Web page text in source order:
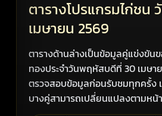
ตารางโปรแกรมไก่ชน
เมษายน 2569
ตารางด้านล่างเป็นข้อมูลคู่แข่งขัน
ทองประจำวันพฤหัสบดีที่ 30 เมษา
ตรวจสอบข้อมูลก่อนรับชมทุกครั้ง เ
บางคู่สามารถเปลี่ยนแปลงตามหน้